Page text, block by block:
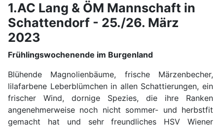
1.AC Lang & ÖM Mannschaft in
Schattendorf - 25./26. März
2023
Frühlingswochenende im Burgenland
Blühende Magnolienbäume, frische Märzenbecher,
lilafarbene Leberblümchen in allen Schattierungen, ein
frischer Wind, dornige Spezies, die ihre Ranken
angenehmerweise noch nicht sommer- und herbstfit
gemacht hat und sehr freundliches HSV Wiener